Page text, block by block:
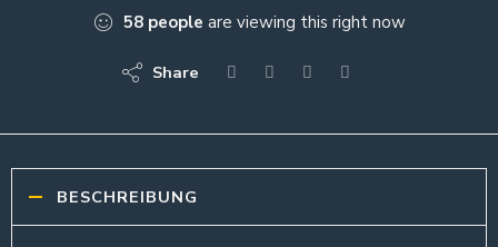
58 people are viewing this right now
Share
BESCHREIBUNG